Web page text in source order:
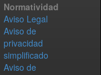
Normatividad
Aviso Legal
Aviso de
privacidad
simplificado
Aviso de